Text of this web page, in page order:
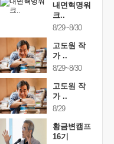
내면혁명워
크..
8/29~8/30
고도원 작
가 ..
8/29~8/30
고도원 작
가 ..
8/29
황금변캠프
16기